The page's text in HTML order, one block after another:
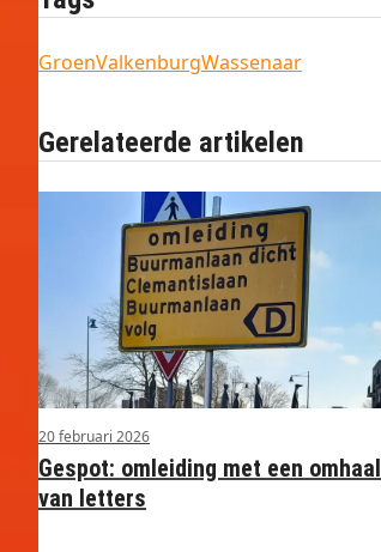
GroenValkenburgWassenaar
Gerelateerde artikelen
20 februari 2026
Gespot: omleiding met een omhaal
van letters